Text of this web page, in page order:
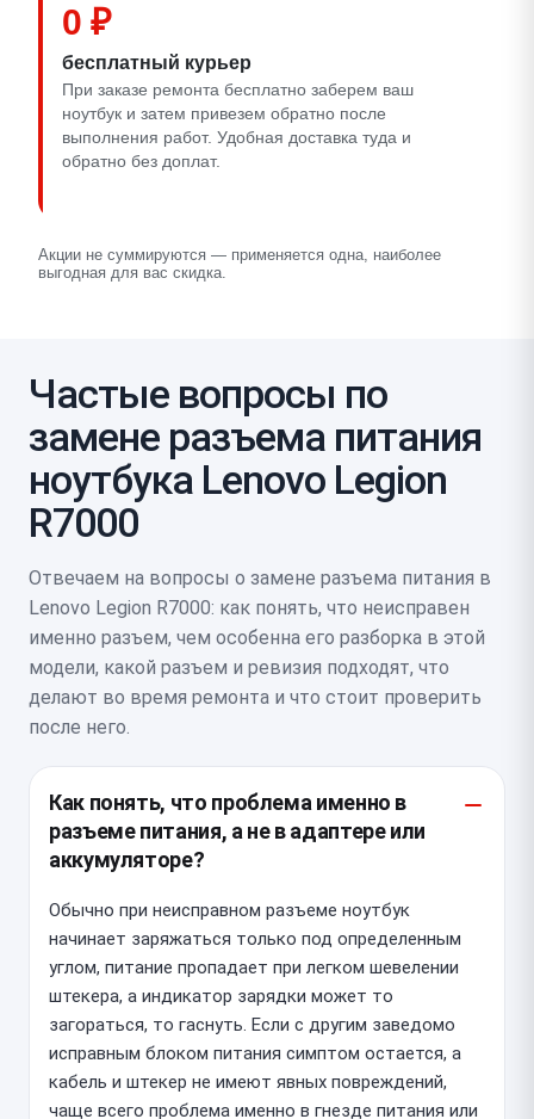
0 ₽
бесплатный курьер
При заказе ремонта бесплатно заберем ваш
ноутбук и затем привезем обратно после
выполнения работ. Удобная доставка туда и
обратно без доплат.
Акции не суммируются — применяется одна, наиболее
выгодная для вас скидка.
Частые вопросы по
замене разъема питания
ноутбука Lenovo Legion
R7000
Отвечаем на вопросы о замене разъема питания в
Lenovo Legion R7000: как понять, что неисправен
именно разъем, чем особенна его разборка в этой
модели, какой разъем и ревизия подходят, что
делают во время ремонта и что стоит проверить
после него.
Как понять, что проблема именно в
разъеме питания, а не в адаптере или
аккумуляторе?
Обычно при неисправном разъеме ноутбук
начинает заряжаться только под определенным
углом, питание пропадает при легком шевелении
штекера, а индикатор зарядки может то
загораться, то гаснуть. Если с другим заведомо
исправным блоком питания симптом остается, а
кабель и штекер не имеют явных повреждений,
чаще всего проблема именно в гнезде питания или